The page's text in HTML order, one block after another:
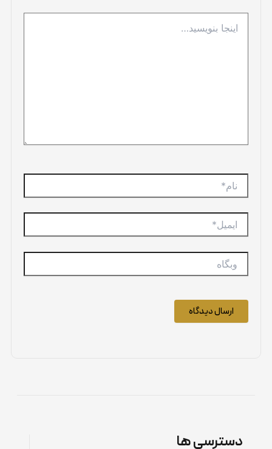
بنویسید…
نام*
ایمیل*
وبگاه
دسترسی ها